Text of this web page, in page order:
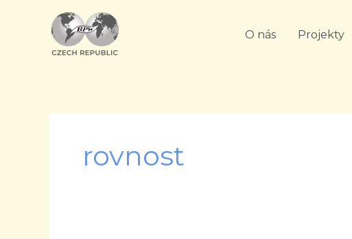
O nás Projekty
rovnost